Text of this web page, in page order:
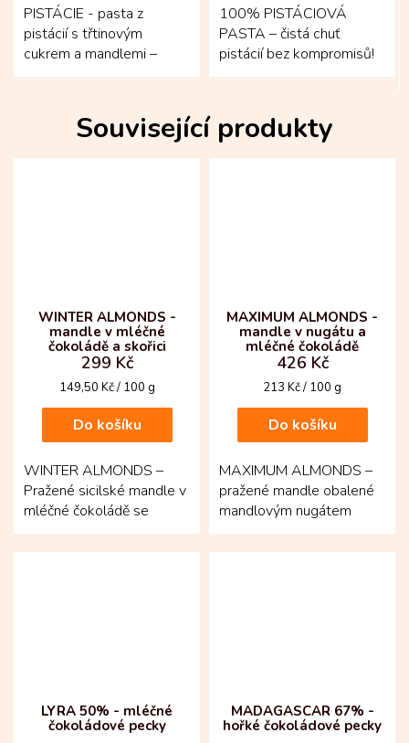
PISTÁCIE - pasta z
pistácií s třtinovým
cukrem a mandlemi –
jemná oříšková radost, ke
100% PISTÁCIOVÁ
PASTA – čistá chuť
pistácií bez kompromisů!
Jemná pasta z pražených
Související produkty
WINTER ALMONDS -
mandle v mléčné
čokoládě a skořici
299 Kč
Měrná
149,50 Kč / 100 g
Do košíku
WINTER ALMONDS –
Pražené sicilské mandle v
mléčné čokoládě se
skořicí, které voní zimou.
Základ tvoří čerstvě
MAXIMUM ALMONDS -
mandle v nugátu a
mléčné čokoládě
426 Kč
Měrná
213 Kč / 100 g
Do košíku
MAXIMUM ALMONDS –
pražené mandle obalené
mandlovým nugátem
potažené mléčnou
čokoládou s dotekem
LYRA 50% - mléčné
čokoládové pecky
MADAGASCAR 67% -
hořké čokoládové pecky